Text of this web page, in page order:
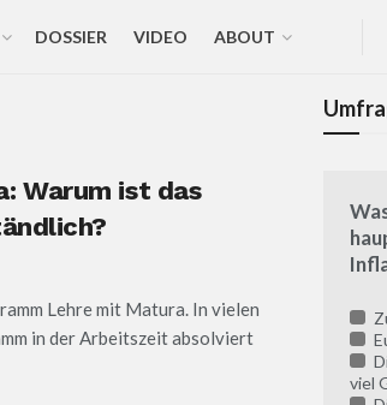
DOSSIER VIDEO ABOUT
Warum ist das
Lehre mit Matura. In vielen
in der Arbeitszeit absolviert
viel